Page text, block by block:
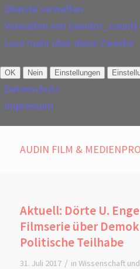
Dienste verwalten
Verwalten von
Lese mehr über diese Zwecke
OK Nein Einstellungen
Datenschutz
Impressum
AUDIN FILM &
Aktuell: Dörte U.
Filmserie über
Politische Teilhabe
31. Juli 2017 / in Wissenschaft